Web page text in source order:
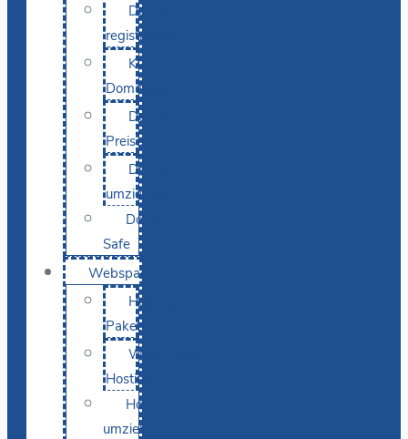
Domain
registrieren
KI-
Domainsuche
Domain-
Preise
Domain
umziehen
Domain-
Safe
Webspace
Hosting-
Pakete
WordPress
Hosting
Hosting
umziehen